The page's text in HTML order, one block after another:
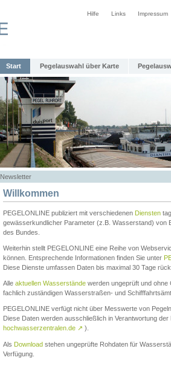
Hilfe Links Impressum
Start Pegelauswahl über Karte
Newsletter
Willkommen
PEGELONLINE publiziert mit verschiedenen Diensten
gewässerkundlicher Parameter (z.B. Wasserstand) von
des Bundes.
Weiterhin stellt PEGELONLINE eine Reihe von
können. Entsprechende Informationen finden Sie unter
Diese Dienste umfassen Daten bis maximal 30 Tage
Alle aktuellen Wasserstände werden ungeprüft und
fachlich zuständigen Wasserstraßen- und
PEGELONLINE verfügt nicht über Messwerte von
Diese Daten werden ausschließlich in Verantwortung
hochwasserzentralen.de ↗ ).
Als Download stehen ungeprüfte Rohdaten für
Verfügung.